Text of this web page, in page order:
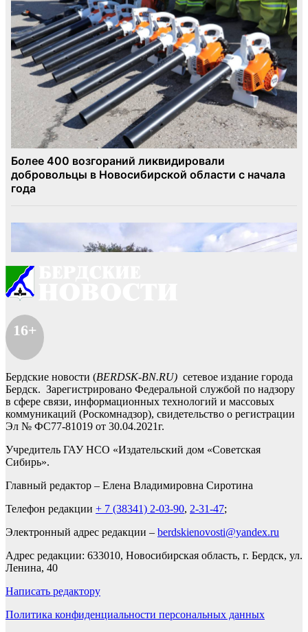
16+
Бердские новости (BERDSK-BN.RU) сетевое издание города
Бердск. Зарегистрировано Федеральной службой по надзору
в сфере связи, информационных технологий и массовых
коммуникаций (Роскомнадзор), свидетельство о регистрации
Эл № ФС77-81019 от 30.04.2021г.
Учредитель ГАУ НСО «Издательский дом «Советская
Сибирь».
Главный редактор – Елена Владимировна Сиротина
Телефон редакции + 7 (38341) 2-03-90, 2-31-47;
Электронный адрес редакции – berdskienovosti@yandex.ru
Адрес редакции: 633010, Новосибирская область, г. Бердск, ул.
Ленина, 40
Написать редактору
Политика конфиденциальности персональных данных